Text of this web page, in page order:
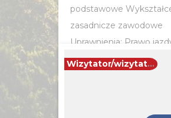
podstawowe
zasadnicze zawodowe
Uprawnienia: Prawo
B Wymagania inne:
Wizytator/wizytatorka